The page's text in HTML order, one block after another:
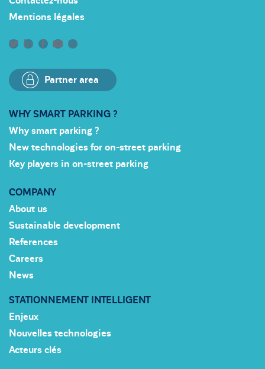
Mentions légales
Partner area
WHY SMART PARKING ?
Why smart parking ?
New technologies for on-street parking
Key players in on-street parking
COMPANY
About us
Sustainable development
References
Careers
News
STATIONNEMENT INTELLIGENT
Enjeux
Nouvelles technologies
Acteurs clés